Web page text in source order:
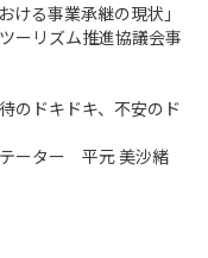
る事業承継の現状」
ーリズム推進協議会事
のドキドキ、不安のド
ーター　平元 美沙緒